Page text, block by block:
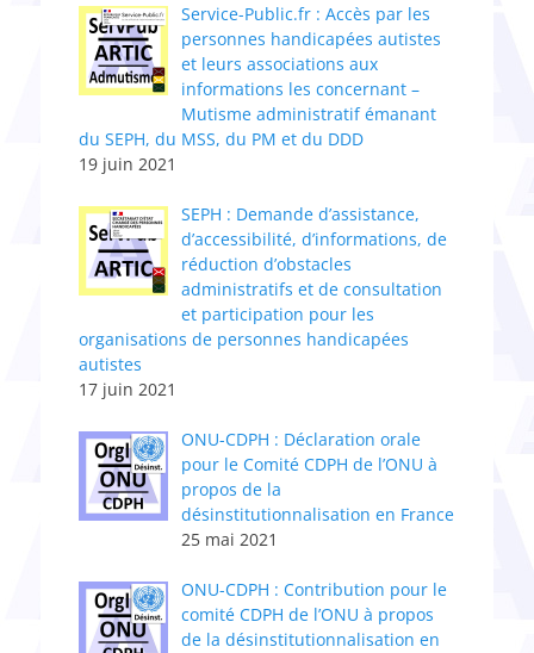
Service-Public.fr : Accès par les
personnes handicapées autistes
et leurs associations aux
informations les concernant –
Mutisme administratif émanant
du SEPH, du MSS, du PM et du DDD
19 juin 2021
SEPH : Demande d’assistance,
d’accessibilité, d’informations, de
réduction d’obstacles
administratifs et de consultation
et participation pour les
organisations de personnes handicapées
autistes
17 juin 2021
ONU-CDPH : Déclaration orale
pour le Comité CDPH de l’ONU à
propos de la
désinstitutionnalisation en France
25 mai 2021
ONU-CDPH : Contribution pour le
comité CDPH de l’ONU à propos
de la désinstitutionnalisation en